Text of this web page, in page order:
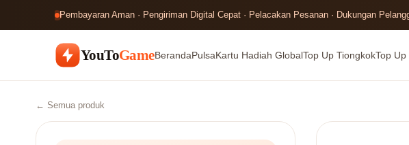
Pembayaran Aman · Pengiriman Digital Cepat · Pelacakan Pesanan · Dukungan
YouToGameBerandaPulsaKartu Hadiah GlobalTop Up TiongkokTop Up
← Semua produk